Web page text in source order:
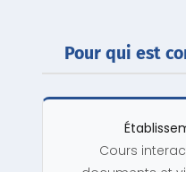
Pour qui est
Cours